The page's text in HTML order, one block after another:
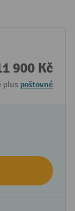
900 Kč
plus poštovné